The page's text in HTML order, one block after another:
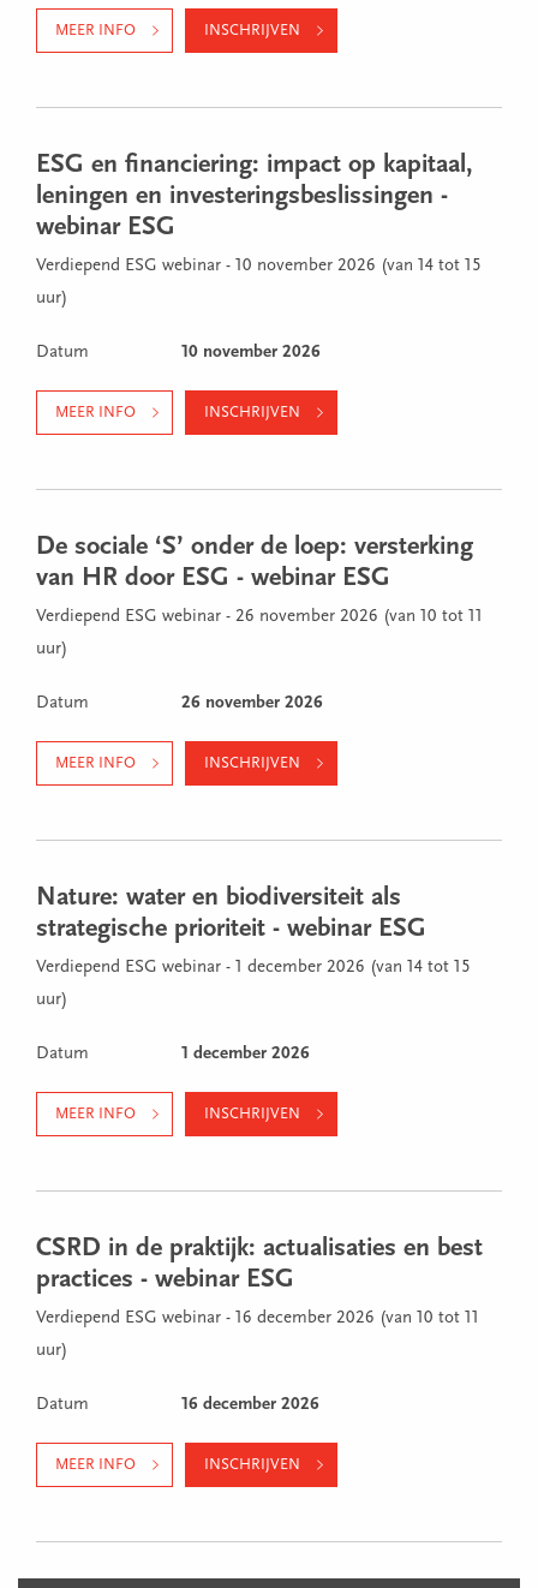
MEER INFO INSCHRIJVEN
ESG en financiering: impact op kapitaal,
leningen en investeringsbeslissingen -
webinar ESG
Verdiepend ESG webinar - 10 november 2026 (van 14 tot 15
uur)
Datum 10 november 2026
MEER INFO INSCHRIJVEN
De sociale ‘S’ onder de loep: versterking
van HR door ESG - webinar ESG
Verdiepend ESG webinar - 26 november 2026 (van 10 tot 11
uur)
Datum 26 november 2026
MEER INFO INSCHRIJVEN
Nature: water en biodiversiteit als
strategische prioriteit - webinar ESG
Verdiepend ESG webinar - 1 december 2026 (van 14 tot 15
uur)
Datum 1 december 2026
MEER INFO INSCHRIJVEN
CSRD in de praktijk: actualisaties en best
practices - webinar ESG
Verdiepend ESG webinar - 16 december 2026 (van 10 tot 11
uur)
Datum 16 december 2026
MEER INFO INSCHRIJVEN